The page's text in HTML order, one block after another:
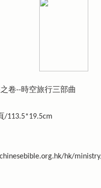
卷--時空旅行三部曲
/113.5*19.5cm
hk/